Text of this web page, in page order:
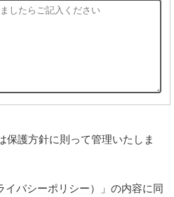
保護方針に則って管理いたしま
イバシーポリシー）」の内容に同